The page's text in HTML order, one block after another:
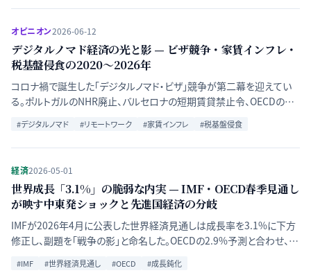
オピニオン2026-06-12
デジタルノマド経済の光と影 — ビザ競争・家賃インフレ・
税基盤侵食の2020〜2026年
コロナ禍で誕生した「デジタルノマド・ビザ」競争が第二幕を迎えてい
る。ポルトガルのNHR廃止、バルセロナの短期賃貸禁止令、OECDの国
際課税モデル改正。高所得リモートワーカーの国際移動が引き起こす
経済地理学の変容を読み解く。
#デジタルノマド #リモートワーク #家賃インフレ #税基盤侵食
経済2026-05-01
世界成長「3.1%」の脆弱な内実 — IMF・OECD春季見通し
が映す中東発ショックと先進国経済の分岐
IMFが2026年4月に公表した世界経済見通しは成長率を3.1%に下方
修正し、副題を「戦争の影」と命名した。OECDの2.9%予測と合わせ、エ
を整理する。
#IMF #世界経済見通し #OECD #成長鈍化